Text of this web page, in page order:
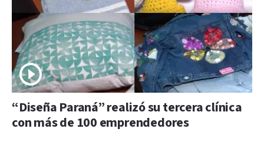
“Diseña Paraná” realizó su tercera clínica
con más de 100 emprendedores